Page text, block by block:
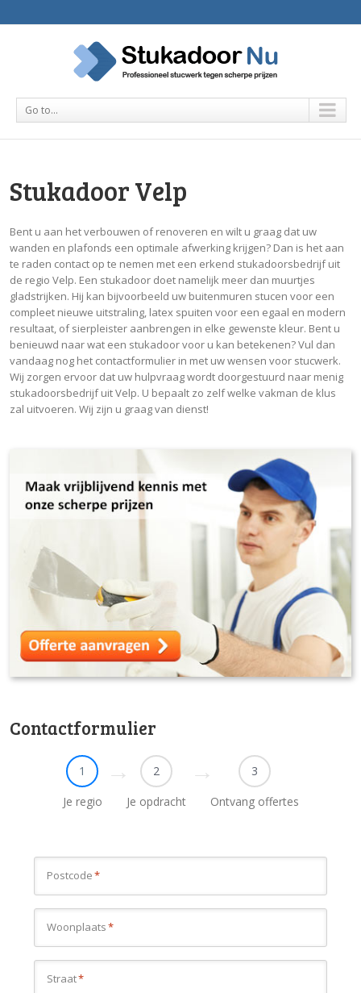
Go to...
Stukadoor Velp
Bent u aan het verbouwen of renoveren en wilt u graag dat uw
wanden en plafonds een optimale afwerking krijgen? Dan is het aan
te raden contact op te nemen met een erkend stukadoorsbedrijf uit
de regio Velp. Een stukadoor doet namelijk meer dan muurtjes
gladstrijken. Hij kan bijvoorbeeld uw buitenmuren stucen voor een
compleet nieuwe uitstraling, latex spuiten voor een egaal en modern
resultaat, of sierpleister aanbrengen in elke gewenste kleur. Bent u
benieuwd naar wat een stukadoor voor u kan betekenen? Vul dan
vandaag nog het contactformulier in met uw wensen voor stucwerk.
Wij zorgen ervoor dat uw hulpvraag wordt doorgestuurd naar menig
stukadoorsbedrijf uit Velp. U bepaalt zo zelf welke vakman de klus
zal uitvoeren. Wij zijn u graag van dienst!
Contactformulier
1
Je regio
2
Je opdracht
3
Ontvang offertes
Postcode*
Woonplaats*
Straat*